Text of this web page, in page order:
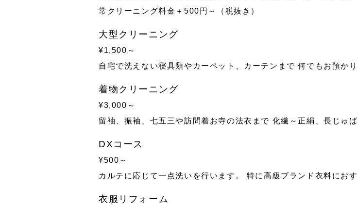
常クリーニング料金＋500円～（税抜き）
大型クリーニング
¥1,500～
自宅で洗えない寝具類やカーペット、カーテンまで 何でもお預か
着物クリーニング
¥3,000～
留袖、振袖、七五三や訪問着お寺の法衣まで 化繊～正絹、長じゅ
DXコース
¥500～
カルテに応じて一点洗いを行います。 特に高級ブランド衣料にお
衣服リフォーム